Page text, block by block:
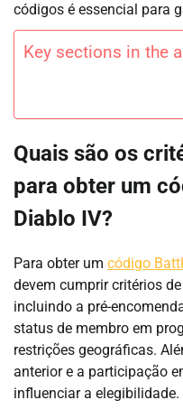
códigos é essencial para
Key sections in the
Quais são os
para obter um
Diablo IV?
Para obter um código
devem cumprir critérios
incluindo a pré-
status de membro em
restrições geográficas.
anterior e a participação
influenciar a elegibilidade.